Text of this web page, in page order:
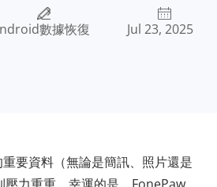
數據恢復 Jul 23, 2025
要資料（無論是簡訊、照片還是